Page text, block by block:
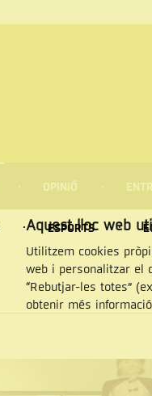
ESPORTS
OPINIÓ
Aquest lloc web
Utilitzem cookies
web i personalitzar el
“Rebutjar-les totes”
obtenir més